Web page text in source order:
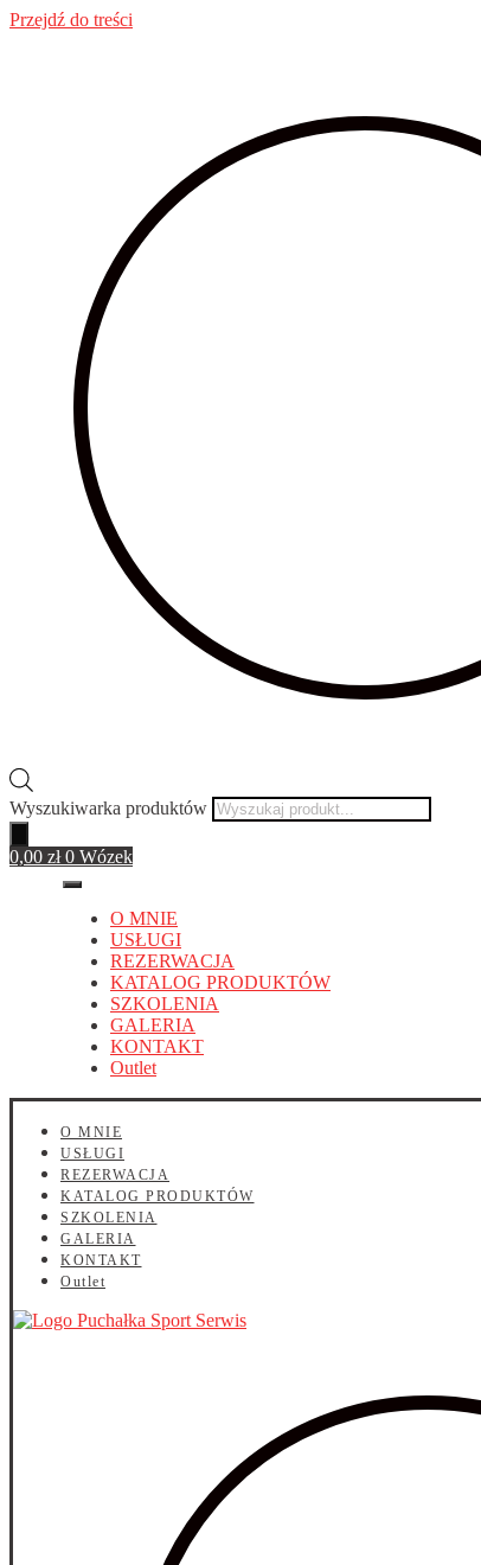
Przejdź do treści
Wyszukiwarka produktów
0,00 zł 0 Wózek
O MNIE
USŁUGI
REZERWACJA
KATALOG PRODUKTÓW
SZKOLENIA
GALERIA
KONTAKT
Outlet
O MNIE
USŁUGI
REZERWACJA
KATALOG PRODUKTÓW
SZKOLENIA
GALERIA
KONTAKT
Outlet